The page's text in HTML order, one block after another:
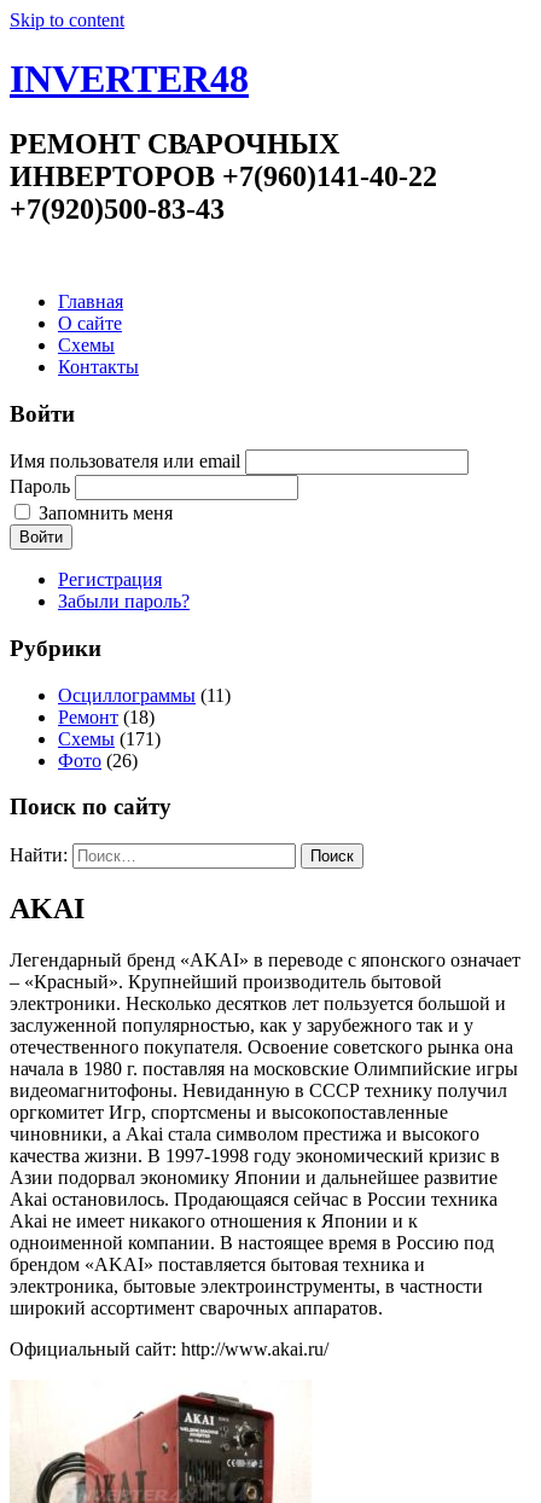
Skip to content
INVERTER48
РЕМОНТ СВАРОЧНЫХ
ИНВЕРТОРОВ +7(960)141-40-22
+7(920)500-83-43
Главная
О сайте
Схемы
Контакты
Войти
Имя пользователя или email
Пароль
Запомнить меня
Войти
Регистрация
Забыли пароль?
Рубрики
Осциллограммы (11)
Ремонт (18)
Схемы (171)
Фото (26)
Поиск по сайту
Найти:
AKAI
Легендарный бренд «AKAI» в переводе с японского означает
– «Красный». Крупнейший производитель бытовой
электроники. Несколько десятков лет пользуется большой и
заслуженной популярностью, как у зарубежного так и у
отечественного покупателя. Освоение советского рынка она
начала в 1980 г. поставляя на московские Олимпийские игры
видеомагнитофоны. Невиданную в СССР технику получил
оргкомитет Игр, спортсмены и высокопоставленные
чиновники, а Akai стала символом престижа и высокого
качества жизни. В 1997-1998 году экономический кризис в
Азии подорвал экономику Японии и дальнейшее развитие
Akai остановилось. Продающаяся сейчас в России техника
Akai не имеет никакого отношения к Японии и к
одноименной компании. В настоящее время в Россию под
брендом «AKAI» поставляется бытовая техника и
электроника, бытовые электроинструменты, в частности
широкий ассортимент сварочных аппаратов.
Официальный сайт: http://www.akai.ru/